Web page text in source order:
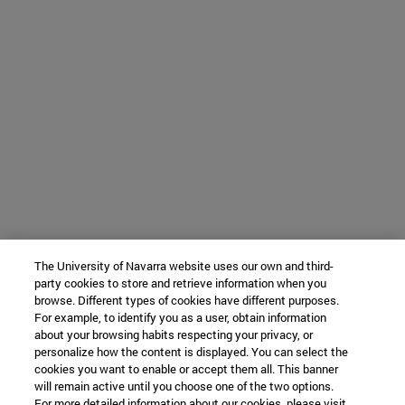
The University of Navarra website uses our own and third-
party cookies to store and retrieve information when you
browse. Different types of cookies have different purposes.
For example, to identify you as a user, obtain information
about your browsing habits respecting your privacy, or
personalize how the content is displayed. You can select the
cookies you want to enable or accept them all. This banner
will remain active until you choose one of the two options.